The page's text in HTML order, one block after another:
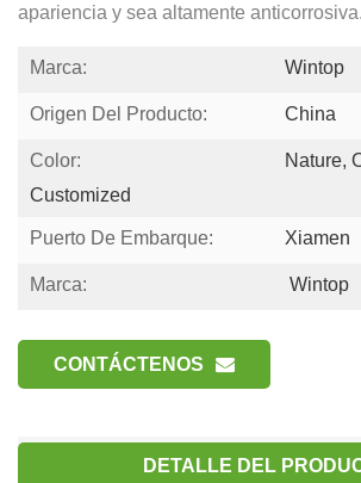
apariencia y sea altamente anticorrosiva.
Marca: Wintop
Origen Del Producto: China
Color:
Nature,
Customized
Puerto De Embarque: Xiamen
Marca: Wintop
CONTÁCTENOS
DETALLE DEL